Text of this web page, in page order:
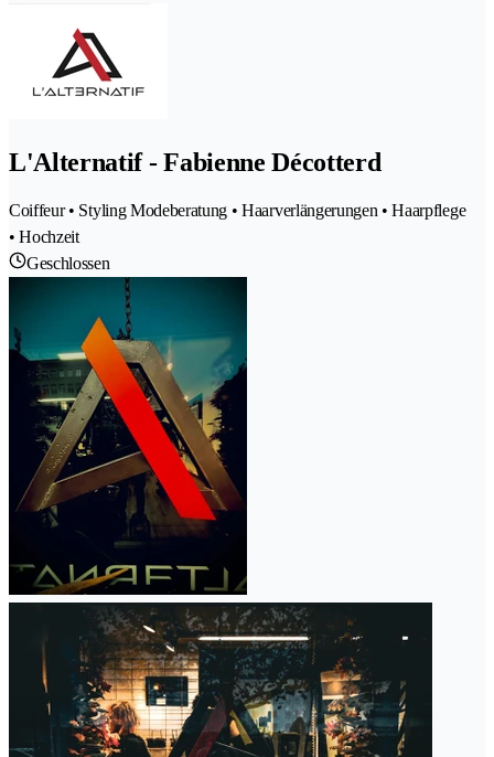
L'Alternatif - Fabienne Décotterd
Coiffeur • Styling Modeberatung • Haarverlängerungen • Haarpflege
• Hochzeit
Geschlossen